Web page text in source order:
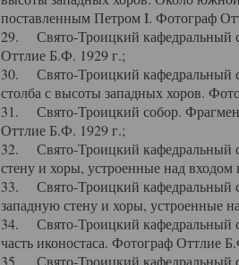
поставленным Петром I. Фотограф
29. Свято-Троицкий кафедральный
Оттлие Б.Ф. 1929 г.;
30. Свято-Троицкий кафедральный
столба с высоты западных хоров.
31. Свято-Троицкий собор.
Оттлие Б.Ф. 1929 г.;
32. Свято-Троицкий кафедральный
стену и хоры, устроенные над
33. Свято-Троицкий кафедральный
западную стену и хоры, устроенные
34. Свято-Троицкий кафедральный
часть иконостаса. Фотограф Оттлие
35. Свято-Троицкий кафедральный